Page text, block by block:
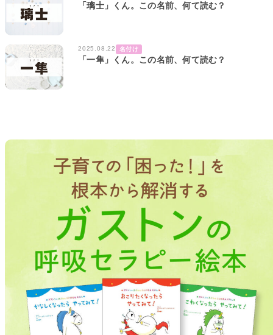
「璃士」くん。この名前、何て読む？
2025.08.22 名付け
「一隼」くん。この名前、何て読む？